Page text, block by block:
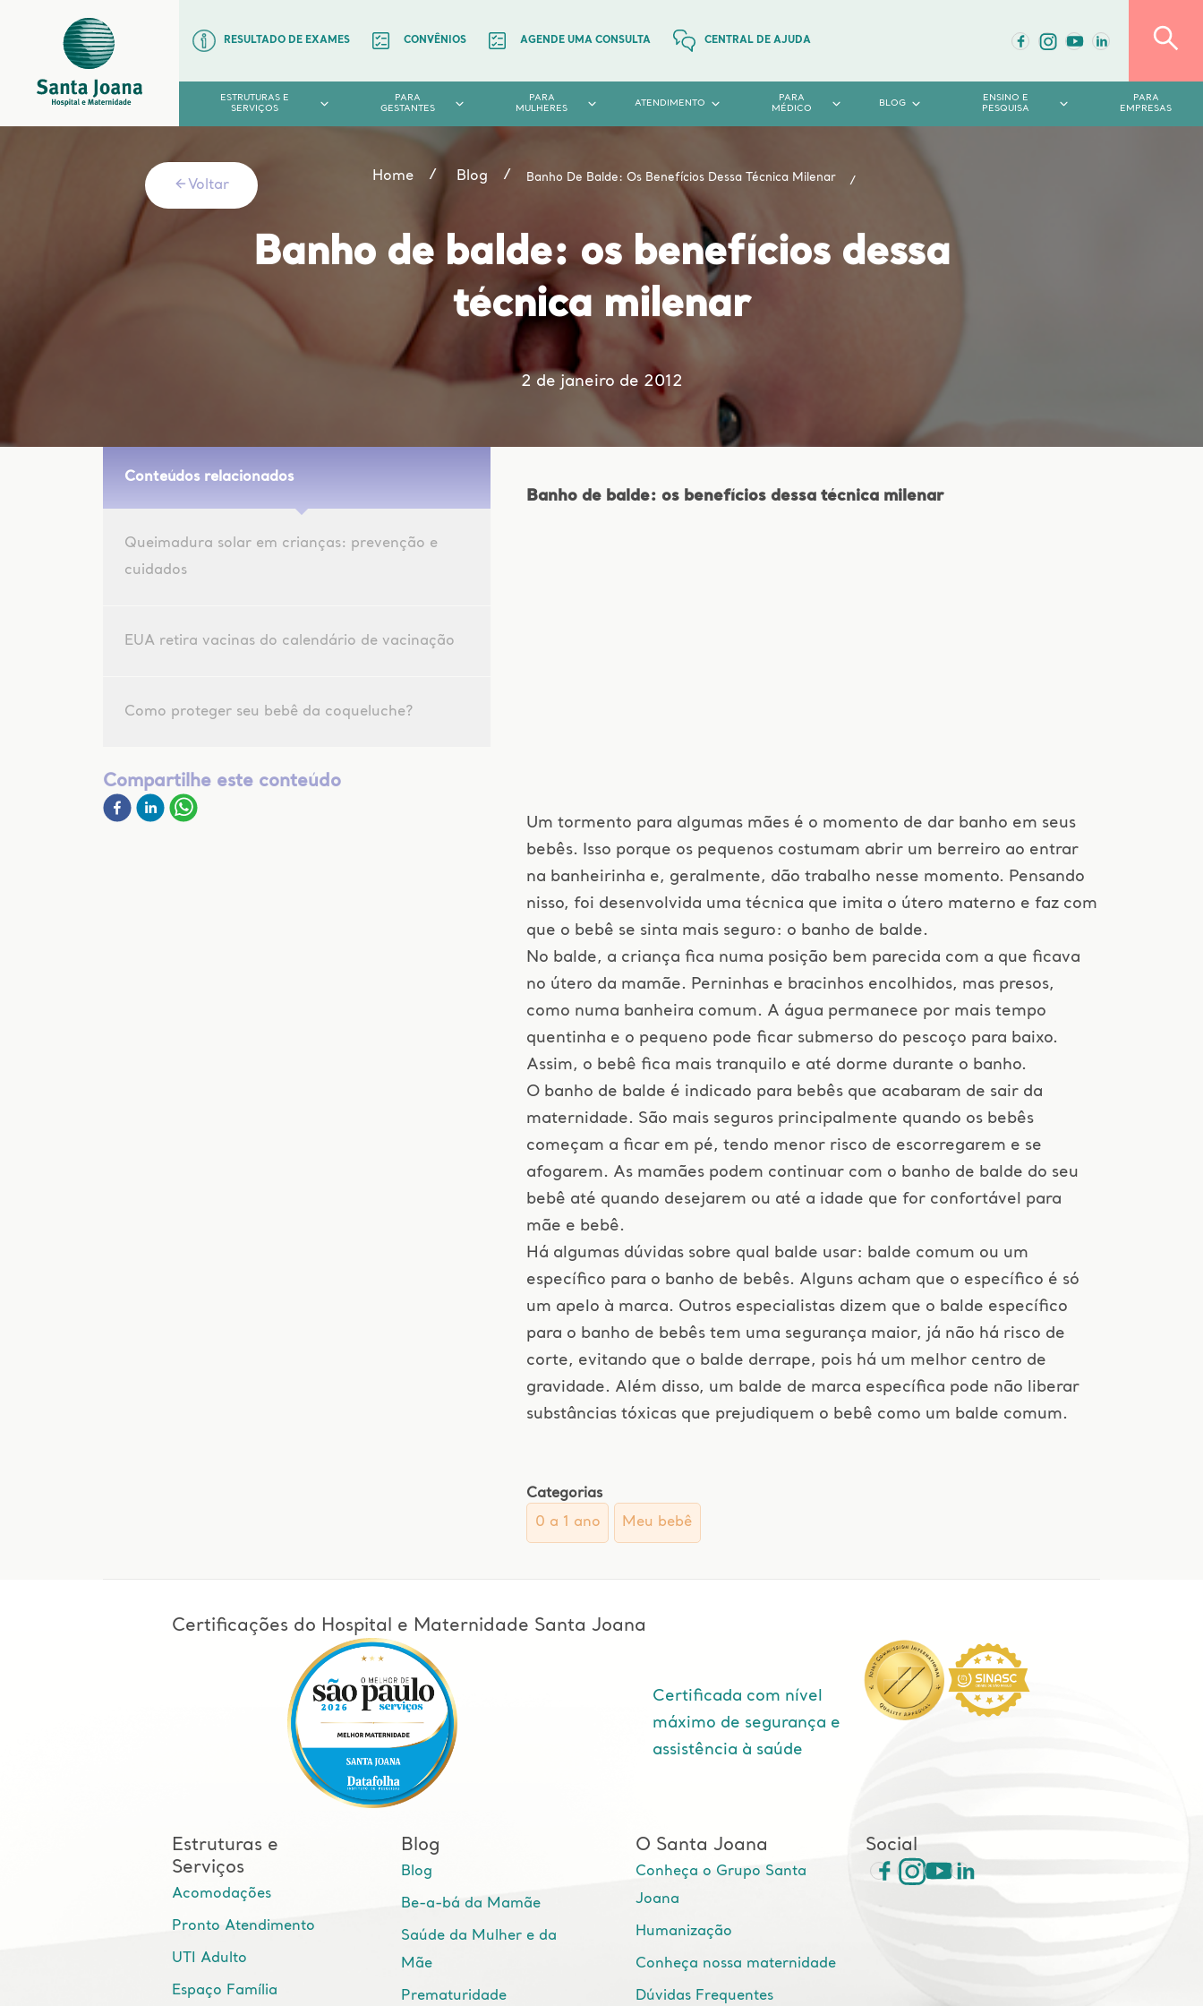
RESULTADO DE EXAMES CONVÊNIOS AGENDE UMA CONSULTA CENTRAL DE AJUDA
ESTRUTURAS E
SERVIÇOS
PARA
GESTANTES
PARA
MULHERES
ATENDIMENTO
PARA
MÉDICO
BLOG
ENSINO E
PESQUISA
PARA
EMPRESAS
Voltar
Home Blog Banho De Balde: Os Benefícios Dessa Técnica Milenar
Banho de balde: os benefícios dessa
técnica milenar
2 de janeiro de 2012
Conteúdos relacionados
Queimadura solar em crianças: prevenção e
cuidados
EUA retira vacinas do calendário de vacinação
Como proteger seu bebê da coqueluche?
Compartilhe este conteúdo
Banho de balde: os benefícios dessa técnica milenar
Um tormento para algumas mães é o momento de dar banho em seus
bebês. Isso porque os pequenos costumam abrir um berreiro ao entrar
na banheirinha e, geralmente, dão trabalho nesse momento. Pensando
nisso, foi desenvolvida uma técnica que imita o útero materno e faz com
que o bebê se sinta mais seguro: o banho de balde.
No balde, a criança fica numa posição bem parecida com a que ficava
no útero da mamãe. Perninhas e bracinhos encolhidos, mas presos,
como numa banheira comum. A água permanece por mais tempo
quentinha e o pequeno pode ficar submerso do pescoço para baixo.
Assim, o bebê fica mais tranquilo e até dorme durante o banho.
O banho de balde é indicado para bebês que acabaram de sair da
maternidade. São mais seguros principalmente quando os bebês
começam a ficar em pé, tendo menor risco de escorregarem e se
afogarem. As mamães podem continuar com o banho de balde do seu
bebê até quando desejarem ou até a idade que for confortável para
mãe e bebê.
Há algumas dúvidas sobre qual balde usar: balde comum ou um
específico para o banho de bebês. Alguns acham que o específico é só
um apelo à marca. Outros especialistas dizem que o balde específico
para o banho de bebês tem uma segurança maior, já não há risco de
corte, evitando que o balde derrape, pois há um melhor centro de
gravidade. Além disso, um balde de marca específica pode não liberar
substâncias tóxicas que prejudiquem o bebê como um balde comum.
Categorias
0 a 1 ano
Meu bebê
Certificações do Hospital e Maternidade Santa Joana
Certificada com nível
máximo de segurança e
assistência à saúde
Estruturas e
Serviços
Acomodações
Pronto Atendimento
UTI Adulto
Espaço Família
Blog
Blog
Be-a-bá da Mamãe
Saúde da Mulher e da
Mãe
Prematuridade
O Santa Joana
Conheça o Grupo Santa
Joana
Humanização
Conheça nossa maternidade
Dúvidas Frequentes
Social